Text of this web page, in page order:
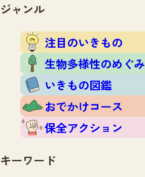
保全アクション
調査結果
ふくおかいきものマップ
マッチング
マッチングTOP
掲載申し込みフォーム
お問合せ
ジャンル
注目のいきもの
生物多様性のめぐみ
いきもの図鑑
おでかけコース
保全アクション
キーワード